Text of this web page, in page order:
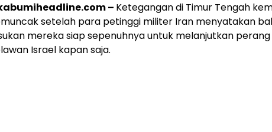
– Ketegangan di Timur Tengah
setelah para petinggi militer Iran menyatakan
mereka siap sepenuhnya untuk melanjutkan perang
Israel kapan saja.